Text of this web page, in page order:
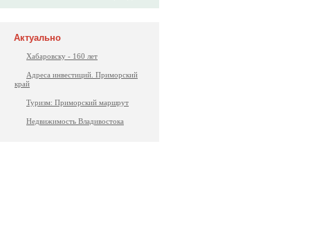
Актуально
Хабаровску - 160 лет
Адреса инвестиций. Приморский
край
Туризм: Приморский маршрут
Недвижимость Владивостока